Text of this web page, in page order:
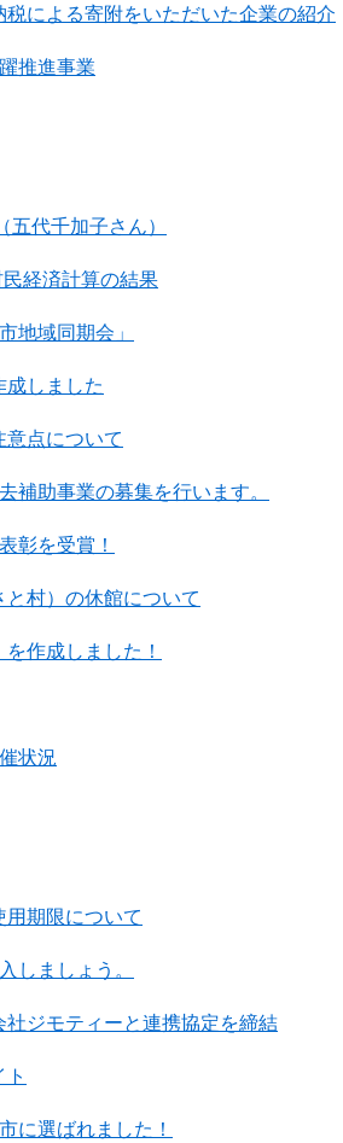
による寄附をいただいた企業の紹介
推進事業
代千加子さん）
経済計算の結果
地域同期会」
成しました
点について
助事業の募集を行います。
彰を受賞！
村）の休館について
作成しました！
状況
用期限について
しましょう。
ジモティーと連携協定を締結
に選ばれました！